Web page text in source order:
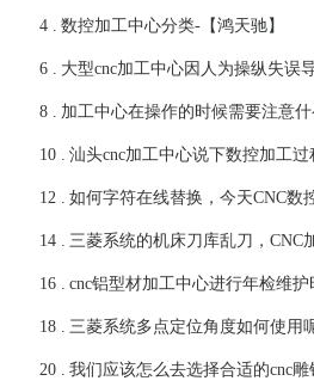
说说看法-鸿天驰
4 . 数控加工中心分类-【鸿天驰】
6 . 大型cnc加工中心因人为操纵失误导
刀怎么去预防-【鸿天驰】
8 . 加工中心在操作的时候需要注意什
cnc加工中心厂家教你-鸿天驰
10 . 汕头cnc加工中心说下数控加工过
作的加工差错-【鸿天驰】
12 . 如何字符在线替换，今天CNC数
厂家就来教教大家-鸿天驰
14 . 三菱系统的机床刀库乱刀，CNC
心厂家教你轻松归零-鸿天驰
16 . cnc铝型材加工中心进行年检维护
注意一些什么-【鸿天驰】
18 . 三菱系统多点定位角度如何使用
天驰东莞CNC加工中心厂家教你
20 . 我们应该怎么去选择合适的cnc雕